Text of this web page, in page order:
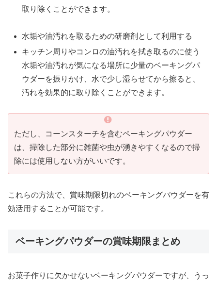
取り除くことができます。
水垢や油汚れを取るための研磨剤として利用する
キッチン周りやコンロの油汚れを拭き取るのに使う
水垢や油汚れが気になる場所に少量のベーキングパ
ウダーを振りかけ、水で少し湿らせてから擦ると、
汚れを効果的に取り除くことができます。
ただし、コーンスターチを含むペーキングパウダー
は、掃除した部分に雑菌や虫が湧きやすくなるので掃
除には使用しない方がいいです。
これらの方法で、賞味期限切れのベーキングパウダーを有
効活用することが可能です。
ベーキングパウダーの賞味期限まとめ
お菓子作りに欠かせないベーキングパウダーですが、うっ